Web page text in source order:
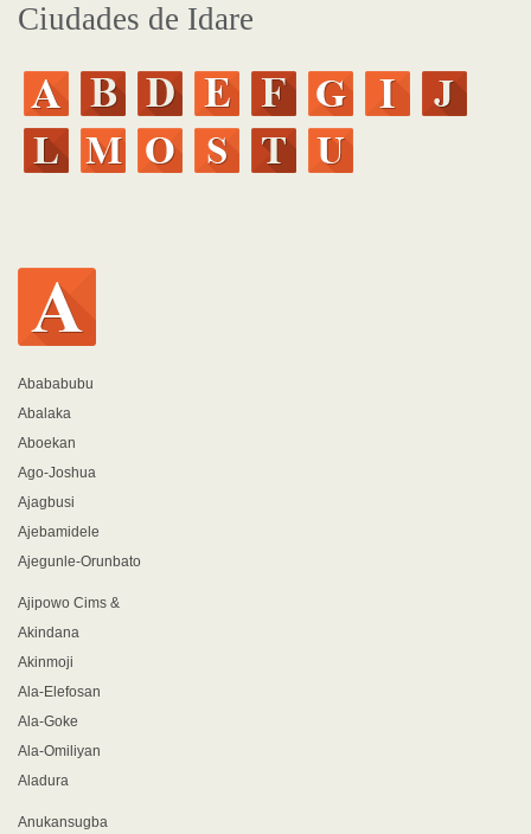
Ciudades de Idare
Abababubu
Abalaka
Aboekan
Ago-Joshua
Ajagbusi
Ajebamidele
Ajegunle-Orunbato
Ajipowo Cims &
Akindana
Akinmoji
Ala-Elefosan
Ala-Goke
Ala-Omiliyan
Aladura
Anukansugba